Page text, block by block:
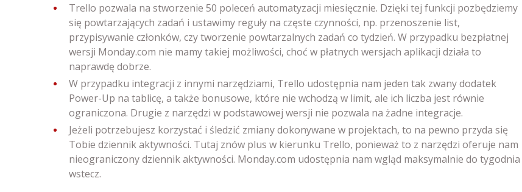
Trello pozwala na stworzenie 50 poleceń automatyzacji miesięcznie. Dzięki tej funkcji pozbędziemy
się powtarzających zadań i ustawimy reguły na częste czynności, np. przenoszenie list,
przypisywanie członków, czy tworzenie powtarzalnych zadań co tydzień. W przypadku bezpłatnej
wersji Monday.com nie mamy takiej możliwości, choć w płatnych wersjach aplikacji działa to
naprawdę dobrze.
W przypadku integracji z innymi narzędziami, Trello udostępnia nam jeden tak zwany dodatek
Power-Up na tablicę, a także bonusowe, które nie wchodzą w limit, ale ich liczba jest równie
ograniczona. Drugie z narzędzi w podstawowej wersji nie pozwala na żadne integracje.
Jeżeli potrzebujesz korzystać i śledzić zmiany dokonywane w projektach, to na pewno przyda się
Tobie dziennik aktywności. Tutaj znów plus w kierunku Trello, ponieważ to z narzędzi oferuje nam
nieograniczony dziennik aktywności. Monday.com udostępnia nam wgląd maksymalnie do tygodnia
wstecz.